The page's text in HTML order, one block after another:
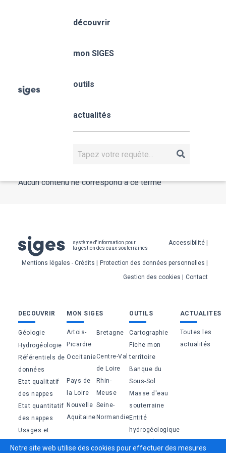
découvrir
mon SIGES
outils
actualités
Fil
Accueil
#Article
Aucun contenu ne correspond à ce terme
système d'information pour
la gestion des eaux souterraines
Pied
de
page
Accessibilité
Mentions légales - Crédits
Protection des données personnelles
Gestion des cookies
Contact
Bas
de
page
DECOUVRIR
Géologie
Hydrogéologie
Référentiels de
données
Etat qualitatif
des nappes
Etat quantitatif
des nappes
Usages et
MON SIGES
Artois-
Picardie
Bretagne
OccitanieCentre-Val
de Loire
Pays de
la Loire
Rhin-
Meuse
Nouvelle
Aquitaine
Seine-
Normandie
OUTILS
Cartographie
Fiche mon
territoire
Banque du
Sous-Sol
Masse d'eau
souterraine
Entité
hydrogéologique
ACTUALITES
Toutes les
actualités
Notre site web utilise des cookies pour effectuer des mesures